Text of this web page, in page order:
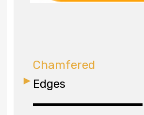
Chamfered
Edges